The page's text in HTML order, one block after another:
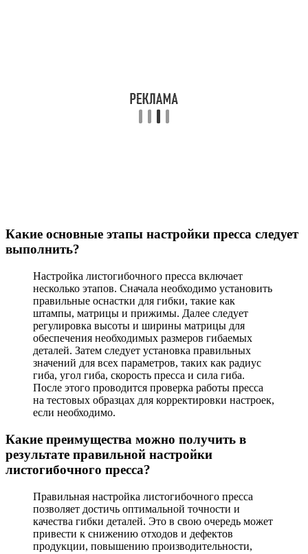
Какие основные этапы настройки пресса следует
выполнить?
Настройка листогибочного пресса включает
несколько этапов. Сначала необходимо установить
правильные оснастки для гибки, такие как
штампы, матрицы и прижимы. Далее следует
регулировка высоты и ширины матрицы для
обеспечения необходимых размеров гибаемых
деталей. Затем следует установка правильных
значений для всех параметров, таких как радиус
гиба, угол гиба, скорость пресса и сила гиба.
После этого проводится проверка работы пресса
на тестовых образцах для корректировки настроек,
если необходимо.
Какие преимущества можно получить в
результате правильной настройки
листогибочного пресса?
Правильная настройка листогибочного пресса
позволяет достичь оптимальной точности и
качества гибки деталей. Это в свою очередь может
привести к снижению отходов и дефектов
продукции, повышению производительности,